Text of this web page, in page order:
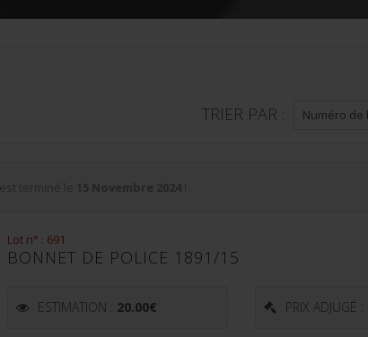
TRIER PAR :
Lot n° : 691
BONNET DE POLICE 1891/15
ESTIMATION : 20.00€ PRIX ADJUGÉ :